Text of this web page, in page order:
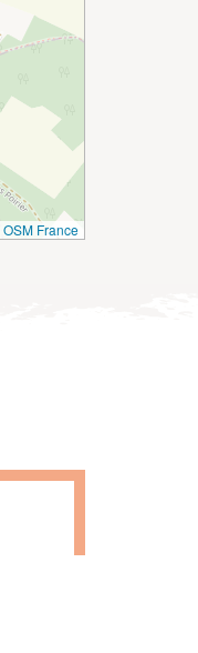
OSM France